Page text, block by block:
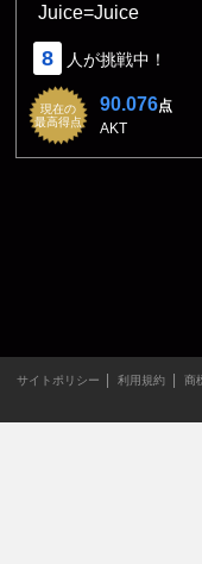
Juice=Juice
8 人が挑戦中！
現在の
最高得点
90.076点
AKT
サイトポリシー 利用規約 商